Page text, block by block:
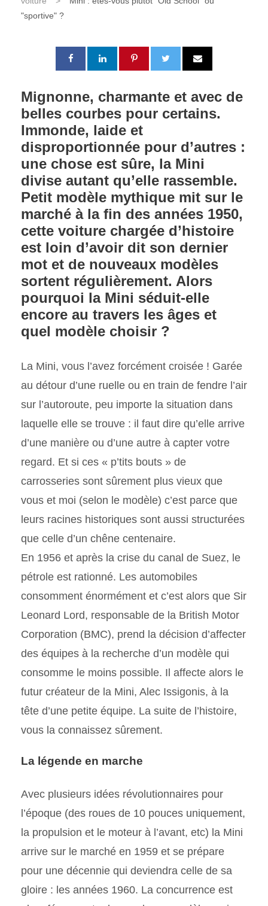
"sportive" ?
Mignonne, charmante et avec de
belles courbes pour certains.
Immonde, laide et
disproportionnée pour d’autres :
une chose est sûre, la Mini
divise autant qu’elle rassemble.
Petit modèle mythique mit sur le
marché à la fin des années 1950,
cette voiture chargée d’histoire
est loin d’avoir dit son dernier
mot et de nouveaux modèles
sortent régulièrement. Alors
pourquoi la Mini séduit-elle
encore au travers les âges et
quel modèle choisir ?
La Mini, vous l’avez forcément croisée ! Garée
au détour d’une ruelle ou en train de fendre l’air
sur l’autoroute, peu importe la situation dans
laquelle elle se trouve : il faut dire qu’elle arrive
d’une manière ou d’une autre à capter votre
regard. Et si ces « p’tits bouts » de
carrosseries sont sûrement plus vieux que
vous et moi (selon le modèle) c’est parce que
leurs racines historiques sont aussi structurées
que celle d’un chêne centenaire.
En 1956 et après la crise du canal de Suez, le
pétrole est rationné. Les automobiles
consomment énormément et c’est alors que Sir
Leonard Lord, responsable de la British Motor
Corporation (BMC), prend la décision d’affecter
des équipes à la recherche d’un modèle qui
consomme le moins possible. Il affecte alors le
futur créateur de la Mini, Alec Issigonis, à la
tête d’une petite équipe. La suite de l’histoire,
vous la connaissez sûrement.
La légende en marche
Avec plusieurs idées révolutionnaires pour
l’époque (des roues de 10 pouces uniquement,
la propulsion et le moteur à l’avant, etc) la Mini
arrive sur le marché en 1959 et se prépare
pour une décennie qui deviendra celle de sa
gloire : les années 1960. La concurrence est